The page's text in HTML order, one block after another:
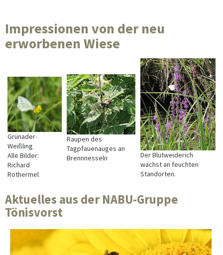
Impressionen von der neu
erworbenen Wiese
Grünader-
Weißling
Alle Bilder:
Richard
Rothermel
Raupen des
Tagpfauenauges an
Brennnesseln
Der Blutweiderich
wächst an feuchten
Standorten.
Aktuelles aus der NABU-Gruppe
Tönisvorst